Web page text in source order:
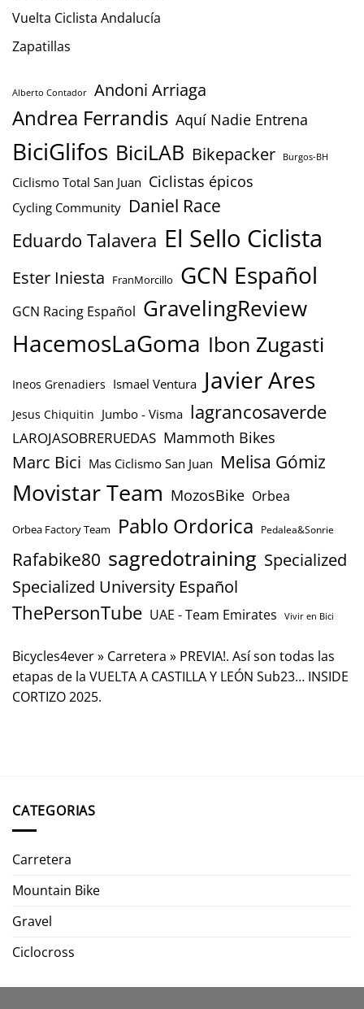
Vuelta Ciclista Andalucía
Zapatillas
Alberto Contador Andoni Arriaga
Andrea Ferrandis Aquí Nadie Entrena
BiciGlifos BiciLAB Bikepacker Burgos-BH
Ciclismo Total San Juan Ciclistas épicos
Cycling Community Daniel Race
Eduardo Talavera El Sello Ciclista
Ester Iniesta FranMorcillo GCN Español
GCN Racing Español GravelingReview
HacemosLaGoma Ibon Zugasti
Ineos Grenadiers Ismael Ventura Javier Ares
Jesus Chiquitin Jumbo - Visma lagrancosaverde
LAROJASOBRERUEDAS Mammoth Bikes
Marc Bici Mas Ciclismo San Juan Melisa Gómiz
Movistar Team MozosBike Orbea
Orbea Factory Team Pablo Ordorica Pedalea&Sonrie
Rafabike80 sagredotraining Specialized
Specialized University Español
ThePersonTube UAE - Team Emirates Vivir en Bici
Bicycles4ever» Carretera » PREVIA!. Así son todas las
etapas de la VUELTA A CASTILLA Y LEÓN Sub23… INSIDE
CORTIZO 2025.
CATEGORIAS
Carretera
Mountain Bike
Gravel
Ciclocross